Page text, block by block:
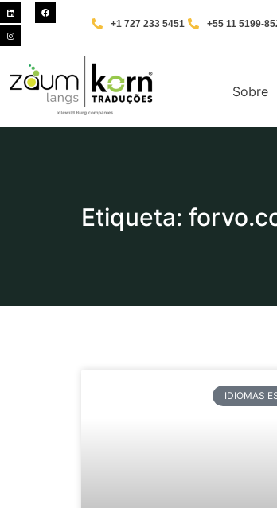
+1 727 233 5451 +55 11 5199-
Sobre
Etiqueta:
IDIOMAS